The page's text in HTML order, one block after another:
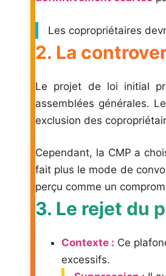
Les copropriétaires
2. La
Le projet de loi initial
assemblées générales.
exclusion des
Cependant, la CMP a
fait plus le mode de
perçu comme un
3. Le rejet du
Contexte : Ce
excessifs.